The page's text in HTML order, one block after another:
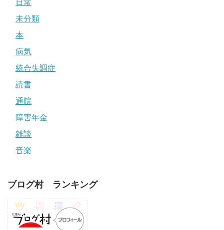
日常
未分類
本
病気
統合失調症
読書
通院
障害年金
雑談
音楽
ブログ村 ランキング